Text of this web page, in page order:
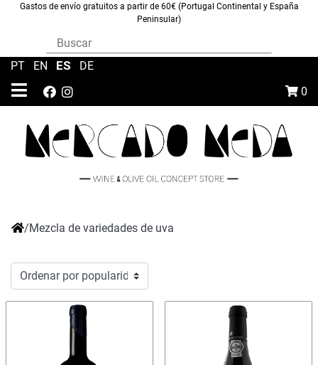
Gastos de envío gratuitos a partir de 60€ (Portugal Continental y España
Peninsular)
0
PT EN ES DE
/Mezcla de variedades de uva